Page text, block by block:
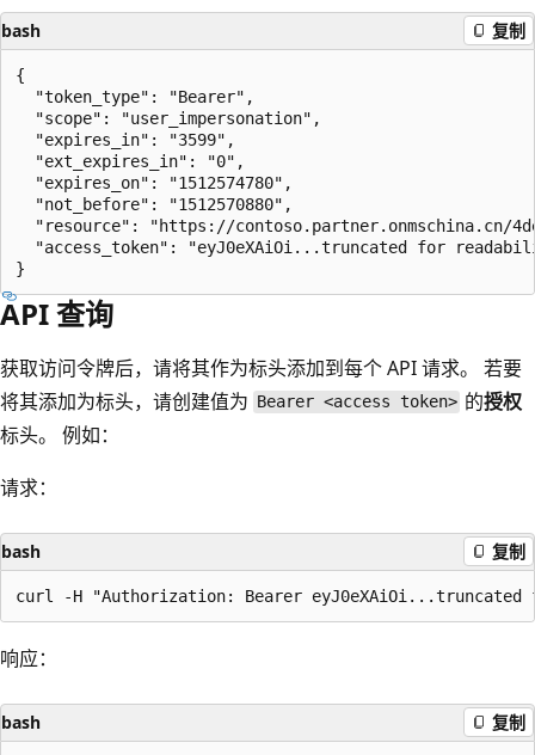
bash 复制
{
  "token_type": "Bearer",
  "scope": "user_impersonation",
  "expires_in": "3599",
  "ext_expires_in": "0",
  "expires_on": "1512574780",
  "not_before": "1512570880",
"resource": "https://contoso.partner.onmschina.cn/
"access_token": "eyJ0eXAiOi...truncated for
API 查询
获取访问令牌后，请将其作为标头添加到每个 API 请求。 若要
将其添加为标头，请创建值为 Bearer <access token> 的授权
标头。 例如：
请求：
bash 复制
响应：
bash 复制